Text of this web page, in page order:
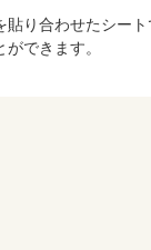
貼り合わせたシー
できます。